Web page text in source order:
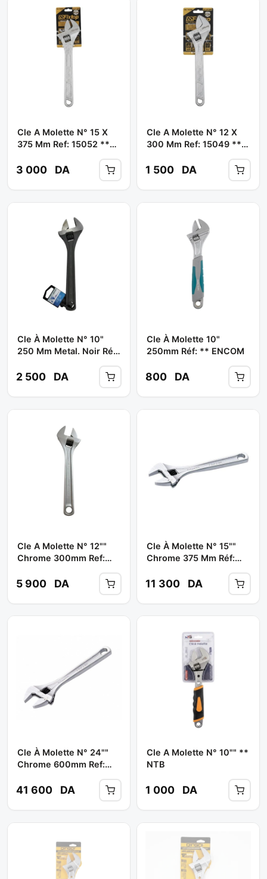
Cle A Molette N° 15 X
375 Mm Ref: 15052 **
3 000 DA
Cle A Molette N° 12 X
300 Mm Ref: 15049 **
1 500 DA
Cle À Molette N° 10"
250 Mm Metal. Noir Réf:
2 500 DA
Cle À Molette 10"
250mm Réf: ** ENCOM
800 DA
Cle A Molette N° 12""
Chrome 300mm Ref:
5 900 DA
Cle À Molette N° 15""
Chrome 375 Mm Réf:
11 300 DA
Cle À Molette N° 24""
Chrome 600mm Ref:
41 600 DA
Cle A Molette N° 10"" **
NTB
1 000 DA